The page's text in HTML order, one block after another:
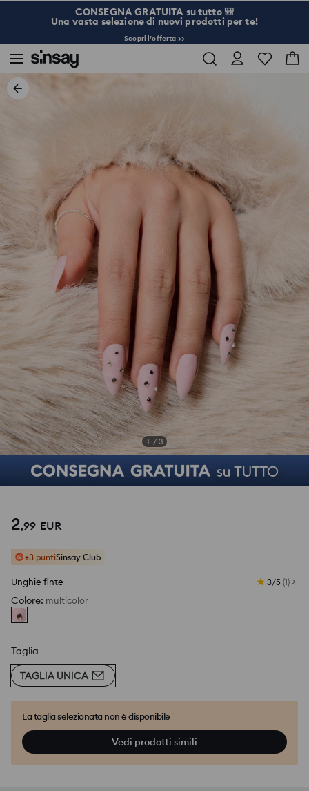
CONSEGNA GRATUITA su tutto 🎒
Una vasta selezione di nuovi prodotti per te!
Scopri l’offerta >>
1 / 3
2,99 EUR
+3 puntiSinsay Club
Unghie finte 3/5 (1)
Colore: multicolor
Taglia
TAGLIA UNICA
La taglia selezionata non è disponibile
Vedi prodotti simili